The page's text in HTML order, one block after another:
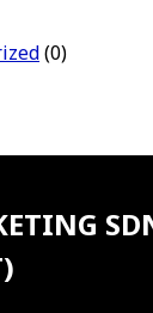
(0)